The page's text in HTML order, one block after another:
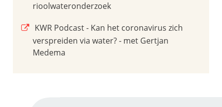
rioolwateronderzoek
KWR Podcast - Kan het coronavirus zich
verspreiden via water? - met Gertjan
Medema